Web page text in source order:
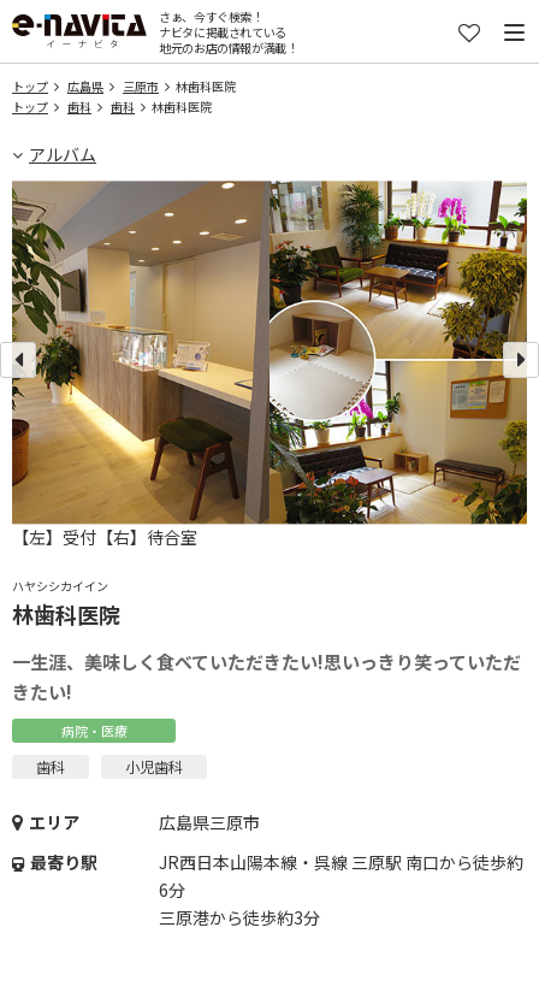
さぁ、今すぐ検索！
ナビタに掲載されている
地元のお店の情報が満載！
トップ 広島県 三原市
林歯科医院
トップ
歯科 歯科 林歯科医院
アルバム
ハヤシシカイイン
林歯科医院
一生涯、美味しく食べていただきたい!思いっきり笑っていただ
きたい!
病院・医療
歯科 小児歯科
エリア
広島県三原市
最寄り駅
JR西日本山陽本線・呉線 三原駅 南口から徒歩約
6分
三原港から徒歩約3分
【左】受付【右】待合室